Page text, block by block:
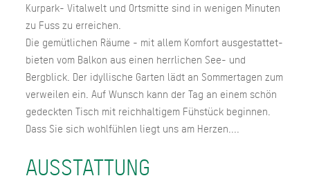
Kurpark- Vitalwelt und Ortsmitte sind in wenigen Minuten
zu Fuss zu erreichen.
Die gemütlichen Räume - mit allem Komfort ausgestattet-
bieten vom Balkon aus einen herrlichen See- und
Bergblick. Der idyllische Garten lädt an Sommertagen zum
verweilen ein. Auf Wunsch kann der Tag an einem schön
gedeckten Tisch mit reichhaltigem Fühstück beginnen.
Dass Sie sich wohlfühlen liegt uns am Herzen....
AUSSTATTUNG